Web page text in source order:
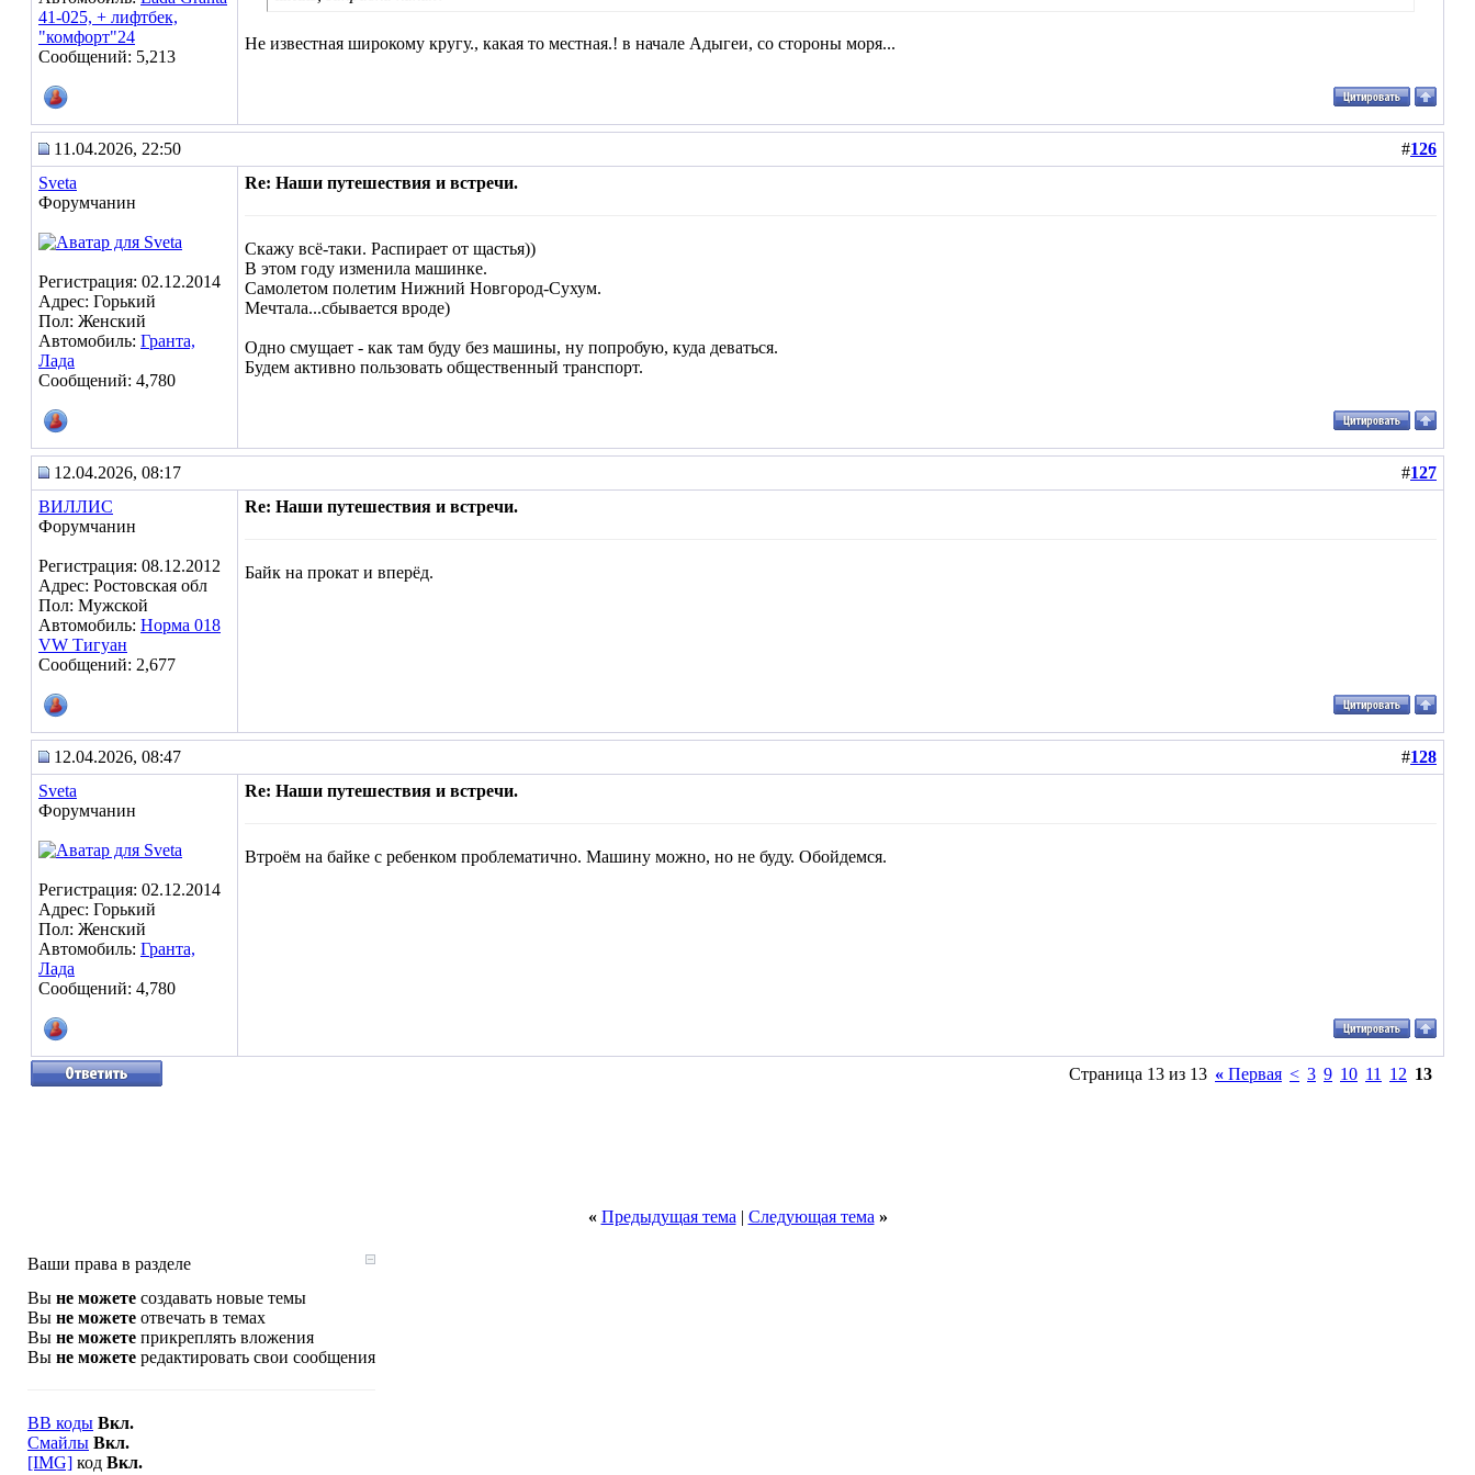
41-025, + лифтбек,
"комфорт"24
Сообщений: 5,213
Не известная широкому кругу., какая то местная.! в начале Адыгеи, со стороны моря...
11.04.2026, 22:50 #126
Sveta
Форумчанин
Регистрация: 02.12.2014
Адрес: Горький
Пол: Женский
Автомобиль: Гранта,
Лада
Сообщений: 4,780
Re: Наши путешествия и встречи.
Скажу всё-таки. Распирает от щастья))
В этом году изменила машинке.
Самолетом полетим Нижний Новгород-Сухум.
Мечтала...сбывается вроде)
Одно смущает - как там буду без машины, ну попробую, куда деваться.
Будем активно пользовать общественный транспорт.
12.04.2026, 08:17 #127
ВИЛЛИС
Форумчанин
Регистрация: 08.12.2012
Адрес: Ростовская обл
Пол: Мужской
Автомобиль: Норма 018
VW Тигуан
Сообщений: 2,677
Re: Наши путешествия и встречи.
Байк на прокат и вперёд.
12.04.2026, 08:47 #128
Sveta
Форумчанин
Регистрация: 02.12.2014
Адрес: Горький
Пол: Женский
Автомобиль: Гранта,
Лада
Сообщений: 4,780
Re: Наши путешествия и встречи.
Втроём на байке с ребенком проблематично. Машину можно, но не буду. Обойдемся.
Страница 13 из 13 « Первая < 3 9 10 11 12 13
« Предыдущая тема | Следующая тема »
Ваши права в разделе
Вы не можете создавать новые темы
Вы не можете отвечать в темах
Вы не можете прикреплять вложения
Вы не можете редактировать свои сообщения
BB коды Вкл.
Смайлы Вкл.
[IMG] код Вкл.